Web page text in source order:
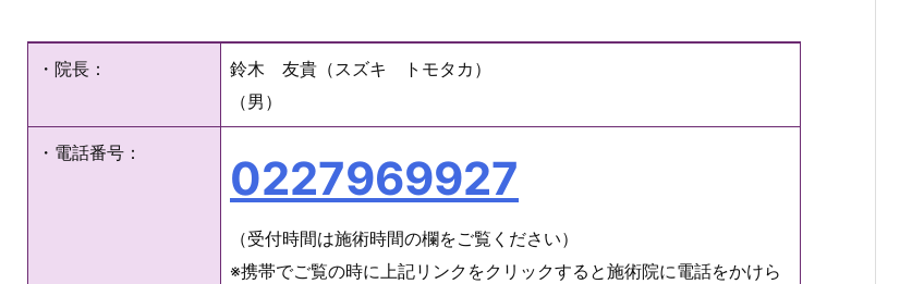
・院長：
鈴木 友貴（スズキ トモタカ）
（男）
・電話番号： 0227969927
（受付時間は施術時間の欄をご覧ください）
※携帯でご覧の時に上記リンクをクリックすると施術院に電話をかけら